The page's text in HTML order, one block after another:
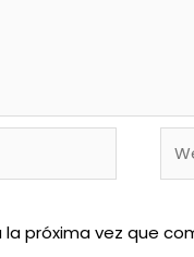
próxima vez que